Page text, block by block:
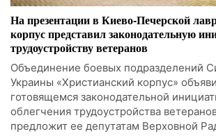
На презентации в Киево-Печерской
корпус представил законодательную
трудоустройству ветеранов
Объединение боевых подразделений
Украины «Христианский корпус»
готовящемся законодательной
облегчения трудоустройства
предложит ее депутатам Верховной